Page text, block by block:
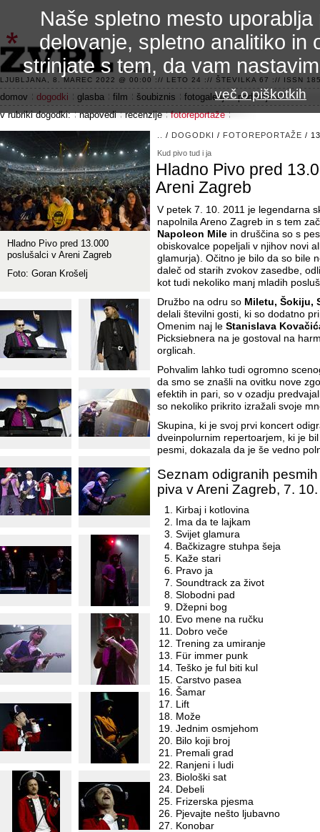
3.2 alfa R
LJUBLJANA, 8. MAREC 2022 @ 00:00 :// LETO 24 :// ŠTEVILKA 67 :// ISSN
domov dogodki glasba film šoubiznis fotogalerije
področje 42
v rubriki dogodki:
napovedi recenzije fotoreportaže
/ DOGODKI / FOTOREPORTAŽE /
Kud pivo tud i ja
Hladno Pivo pred
Areni Zagreb
V petek 7. 10. 2011 je legendarna
napolnila Areno Zagreb in s tem
Napoleon Mile in druščina so s
obiskovalce popeljali v njihov novi
glamurja). Očitno je bilo da so bile
daleč od starih zvokov zasedbe,
kot tudi nekoliko manj mladih
Družbo na odru so Miletu, Šokiju,
delali številni gosti, ki so dodatno
Omenim naj le Stanislava
Picksiebnera na je gostoval na
orglicah.
Pohvalim lahko tudi ogromno
da smo se znašli na ovitku nove
efektih in pari, so v ozadju
so nekoliko prikrito izražali svoje
Skupina, ki je svoj prvi koncert
dveinpolurnim repertoarjem, ki je
pesmi, dokazala da je še vedno
Seznam odigranih
piva v Areni Zagreb, 7.
Kirbaj i kotlovina
Ima da te lajkam
Svijet glamura
Bačkizagre stuhpa šeja
Kaže stari
Pravo ja
Soundtrack za život
Slobodni pad
Džepni bog
Evo mene na ručku
Dobro veče
Trening za umiranje
Für immer punk
Teško je ful biti kul
Carstvo pasea
Šamar
Lift
Može
Jednim osmjehom
Bilo koji broj
Premali grad
Ranjeni i ludi
Biološki sat
Debeli
Frizerska pjesma
Pjevajte nešto ljubavno
Konobar
Hladno Pivo pred 13.000
poslušalci v Areni Zagreb
Foto: Goran Krošelj
Naše spletno mesto
delovanje, spletno analitiko in
strinjate s tem, da vam
več o piškotkih